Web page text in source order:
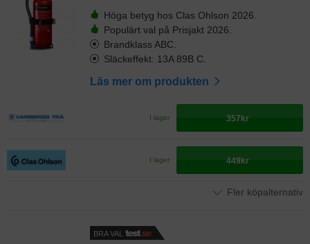
Höga betyg hos Clas Ohlson 2026.
Populärt val på Prisjakt 2026.
Brandklass ABC.
Släckeffekt: 13A 89B C.
Läs mer om produkten
I lager 357kr
I lager 449kr
Fler köpalternativ
BRA VAL